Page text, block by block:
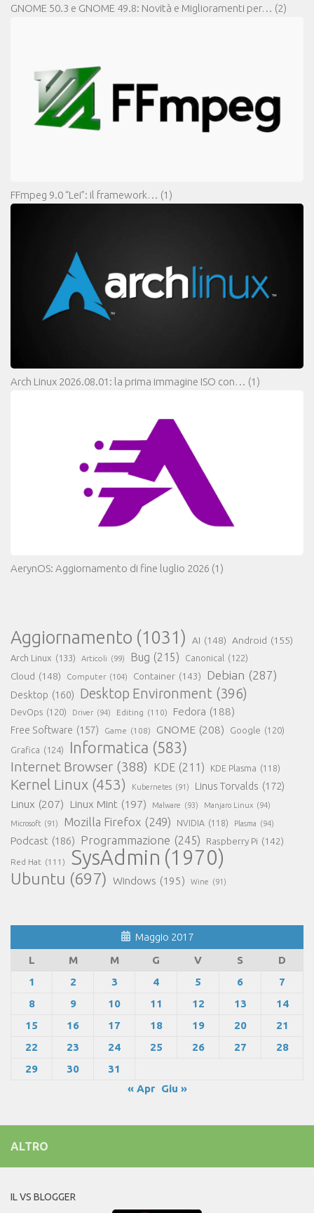
GNOME 50.3 e GNOME 49.8: Novità e Miglioramenti per… (2)
FFmpeg 9.0 “Lei”: il framework… (1)
Arch Linux 2026.08.01: la prima immagine ISO con… (1)
AerynOS: Aggiornamento di fine luglio 2026 (1)
Aggiornamento (1031) AI (148) Android (155)
Arch Linux (133) Articoli (99) Bug (215) Canonical (122)
Cloud (148) Computer (104) Container (143) Debian (287)
Desktop (160) Desktop Environment (396)
DevOps (120) Driver (94) Editing (110) Fedora (188)
Free Software (157) Game (108) GNOME (208) Google (120)
Grafica (124) Informatica (583)
Internet Browser (388) KDE (211) KDE Plasma (118)
Kernel Linux (453) Kubernetes (91) Linus Torvalds (172)
Linux (207) Linux Mint (197) Malware (93) Manjaro Linux (94)
Microsoft (91) Mozilla Firefox (249) NVIDIA (118) Plasma (94)
Podcast (186) Programmazione (245) Raspberry Pi (142)
Red Hat (111) SysAdmin (1970)
Ubuntu (697) Windows (195) Wine (91)
Maggio 2017
L
M M G V S
D
1
2 3 4 5 6
7
8
9 10 11 12 13
14
15
16 17 18 19 20
21
22
23 24 25 26 27
28
29
30
31
« Apr
Giu »
ALTRO
IL VS BLOGGER